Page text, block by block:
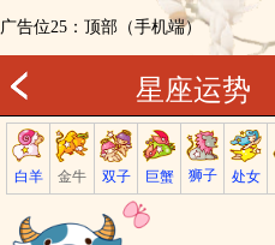
广告位25：顶部（手机端）
星座运势
白羊 金牛 双子 巨蟹 狮子 处女